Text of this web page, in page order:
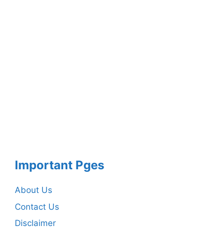
Important Pges
About Us
Contact Us
Disclaimer